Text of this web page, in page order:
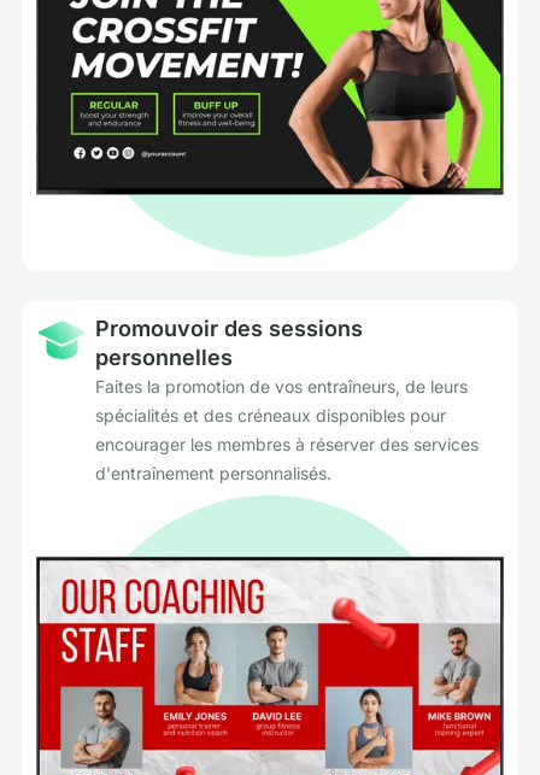
Promouvoir des sessions
personnelles
Faites la promotion de vos entraîneurs, de leurs
spécialités et des créneaux disponibles pour
encourager les membres à réserver des services
d'entraînement personnalisés.